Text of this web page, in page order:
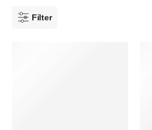
Filter